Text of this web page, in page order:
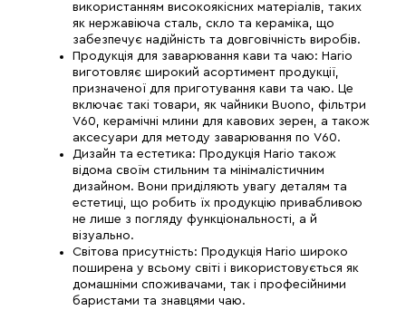
використанням високоякісних матеріалів, таких
як нержавіюча сталь, скло та кераміка, що
забезпечує надійність та довговічність виробів.
Продукція для заварювання кави та чаю: Hario
виготовляє широкий асортимент продукції,
призначеної для приготування кави та чаю. Це
включає такі товари, як чайники Buono, фільтри
V60, керамічні млини для кавових зерен, а також
аксесуари для методу заварювання по V60.
Дизайн та естетика: Продукція Hario також
відома своїм стильним та мінімалістичним
дизайном. Вони приділяють увагу деталям та
естетиці, що робить їх продукцію привабливою
не лише з погляду функціональності, а й
візуально.
Світова присутність: Продукція Hario широко
поширена у всьому світі і використовується як
домашніми споживачами, так і професійними
баристами та знавцями чаю.